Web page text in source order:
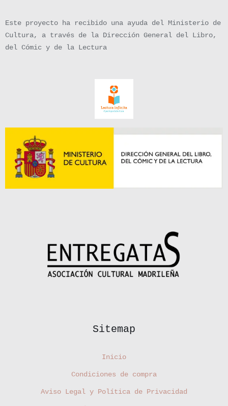
Este proyecto ha recibido una ayuda del Ministerio de
Cultura, a través de la Dirección General del Libro,
del Cómic y de la Lectura
Sitemap
Inicio
Condiciones de compra
Aviso Legal y Política de Privacidad